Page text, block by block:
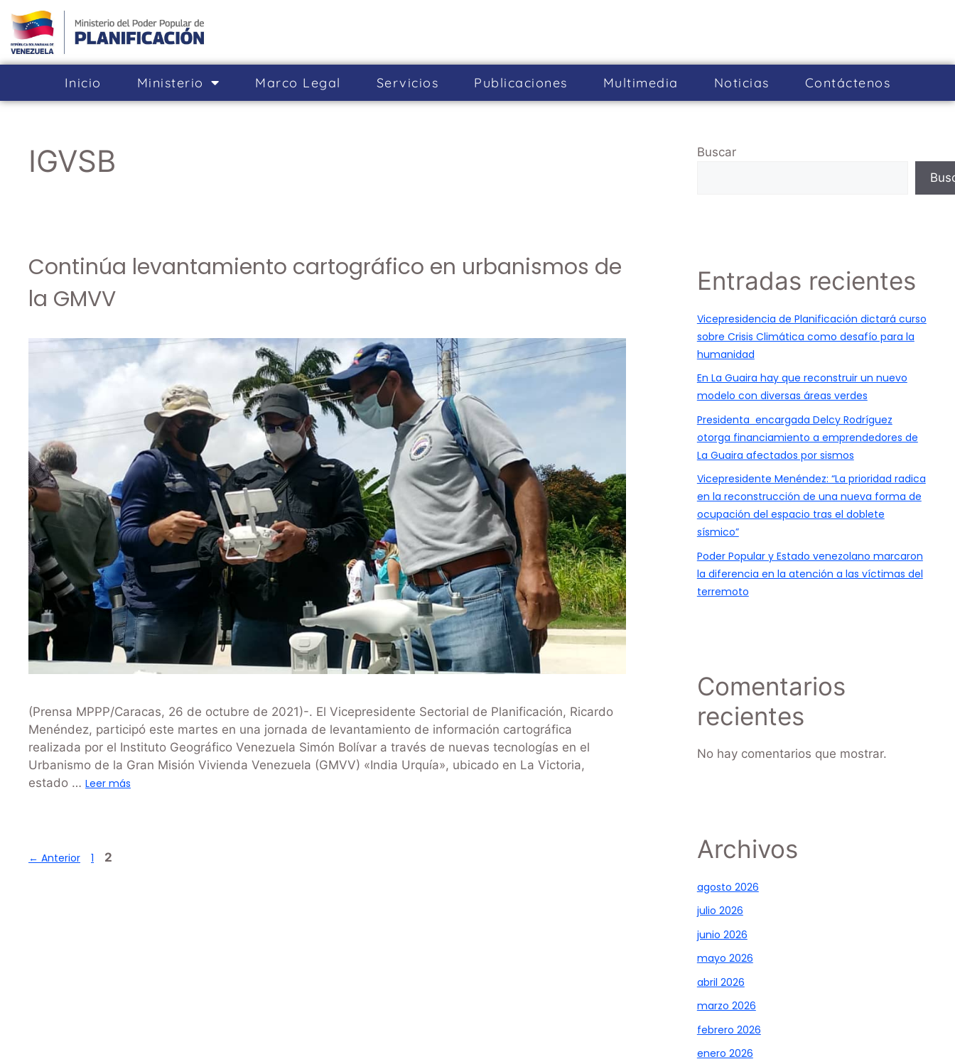
Inicio Ministerio Marco Legal Servicios Publicaciones Multimedia Noticias Cont­áctenos
IGVSB
Continúa levantamiento cartográfico en urbanismos de
la GMVV
(Prensa MPPP/Caracas, 26 de octubre de 2021)-. El Vicepresidente Sectorial de Planificación, Ricardo
Menéndez, participó este martes en una jornada de levantamiento de información cartográfica
realizada por el Instituto Geográfico Venezuela Simón Bolívar a través de nuevas tecnologías en el
Urbanismo de la Gran Misión Vivienda Venezuela (GMVV) «India Urquía», ubicado en La Victoria,
estado … Leer más
← Anterior 1 2
Buscar
Entradas recientes
Vicepresidencia de Planificación dictará curso
sobre Crisis Climática como desafío para la
humanidad
En La Guaira hay que reconstruir un nuevo
modelo con diversas áreas verdes
Presidenta encargada Delcy Rodríguez
otorga financiamiento a emprendedores de
La Guaira afectados por sismos
Vicepresidente Menéndez: “La prioridad radica
en la reconstrucción de una nueva forma de
ocupación del espacio tras el doblete
sísmico”
Poder Popular y Estado venezolano marcaron
la diferencia en la atención a las víctimas del
terremoto
Comentarios
recientes
No hay comentarios que mostrar.
Archivos
agosto 2026
julio 2026
junio 2026
mayo 2026
abril 2026
marzo 2026
febrero 2026
enero 2026